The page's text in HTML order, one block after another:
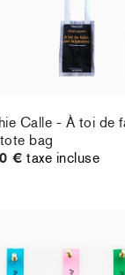
Calle - À toi de
bag
€ taxe incluse
ribbon -
€
taxe incluse